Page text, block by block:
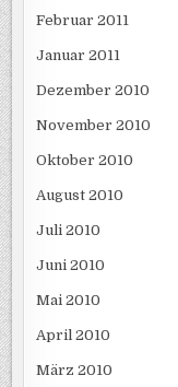
Februar 2011
Januar 2011
Dezember 2010
November 2010
Oktober 2010
August 2010
Juli 2010
Juni 2010
Mai 2010
April 2010
März 2010